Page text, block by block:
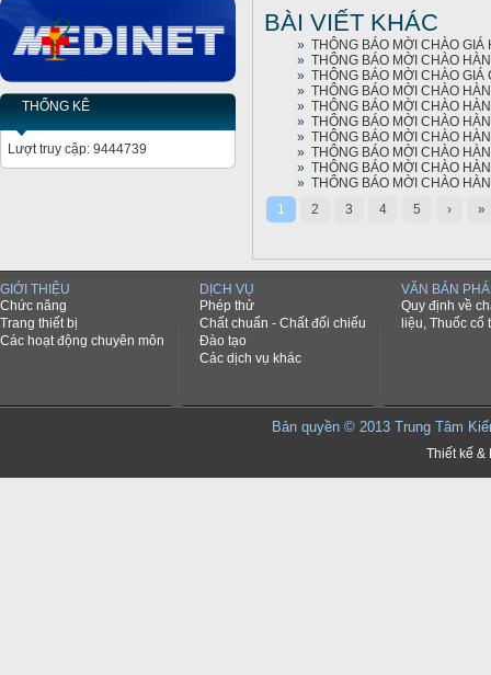
THỐNG KÊ
Lượt truy cập: 9444739
BÀI VIẾT KHÁC
» THÔNG BÁO MỜI CHÀO
» THÔNG BÁO MỜI CHÀO
» THÔNG BÁO MỜI CHÀO
» THÔNG BÁO MỜI CHÀO
» THÔNG BÁO MỜI CHÀO
» THÔNG BÁO MỜI CHÀO
» THÔNG BÁO MỜI CHÀO
» THÔNG BÁO MỜI CHÀO
» THÔNG BÁO MỜI CHÀO
» THÔNG BÁO MỜI CHÀO
1
2 3 4 5 › »
GIỚI THIỆU
Chức năng
Trang thiết bị
Các hoạt động chuyên môn
DỊCH VỤ
Phép thử
Chất chuẩn - Chất đối chiếu
Đào tạo
Các dịch vụ khác
VĂN BẢN
Quy định về
liệu, Thuốc cổ
Bản quyền © 2013 Trung Tâm
Thiết kế